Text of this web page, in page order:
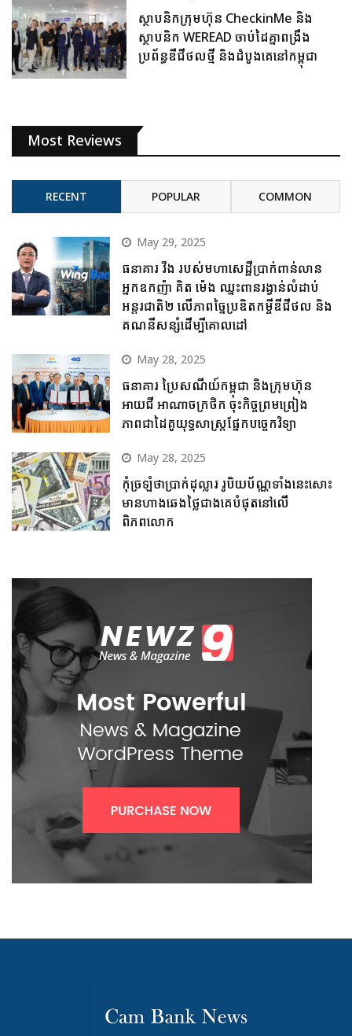
ស្ថាបនិកក្រុមហ៊ុន CheckinMe និង
ស្ថាបនិក WEREAD ចាប់ដៃគ្នាពង្រឹង
ប្រព័ន្ធឌីជីថលថ្មី និងដំបូងគេនៅកម្ពុជា
Most Reviews
RECENT POPULAR COMMON
May 29, 2025
ធនាគារ វីង របស់មហាសេដ្ឋីប្រាក់ពាន់លាន
អ្នកឧកញ៉ា គិត ម៉េង ឈ្នះពានរង្វាន់លំដាប់
អន្តរជាតិ២ លើភាពច្នៃប្រឌិតកម្ចីឌីជីថល និង
គណនីសន្សំដើម្បីគោលដៅ
May 28, 2025
ធនាគារ ប្រៃសណីយ៍កម្ពុជា និងក្រុមហ៊ុន
អាយជី អាណាចក្រថិក ចុះកិច្ចព្រមព្រៀង
ភាពជាដៃគូយុទ្ធសាស្ត្រផ្នែកបច្ចេកវិទ្យា
May 28, 2025
កុំច្រឡំថាប្រាក់ដុល្លារ រូបិយប័ណ្ណទាំងនេះសោះ
មានហាងឆេងថ្លៃជាងគេបំផុតនៅលើ
ពិភពលោក